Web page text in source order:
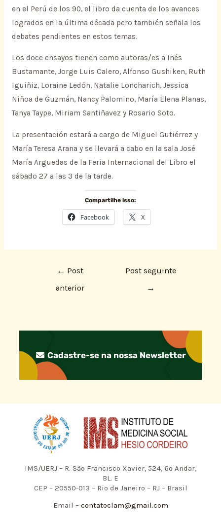
en el Perú de los 90, el libro da cuenta de los avances
logrados en la última década pero también señala los
debates pendientes en estos temas.
Los doce ensayos tienen como autoras/es a Inés
Bustamante, Jorge Luis Calero, Alfonso Gushiken, Ruth
Iguiñiz, Loraine Ledón, Natalie Loncharich, Jessica
Niñoa de Guzmán, Nancy Palomino, María Elena Planas,
Tanya Taype, Miriam Santiñavez y Rosario Soto.
La presentación estará a cargo de Miguel Gutiérrez y
María Teresa Arana y se llevará a cabo en la sala José
María Arguedas de la Feria Internacional del Libro el
sábado 27 a las 3 de la tarde.
Compartilhe isso:
Facebook X
← Post
anterior
Post seguinte
→
Cadastre-se na nossa Newsletter
IMS/UERJ – R. São Francisco Xavier, 524, 6º Andar,
BL. E
CEP – 20550-013 – Rio de Janeiro – RJ – Brasil
Email –contatoclam@gmail.com